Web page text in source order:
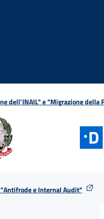
dell’INAIL" e "Migrazione della
e Internal Audit"